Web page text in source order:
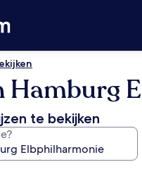
Hamburg
te bekijken